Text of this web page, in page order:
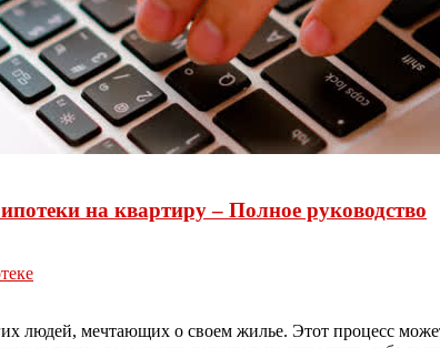
на квартиру – Полное руководство
людей, мечтающих о своем жилье. Этот процесс